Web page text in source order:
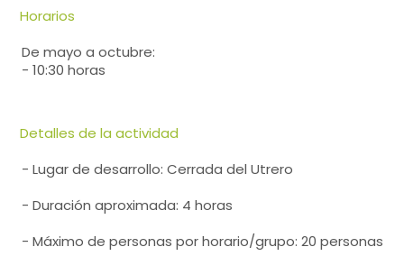
Horarios
De mayo a octubre:
- 10:30 horas
Detalles de la actividad
- Lugar de desarrollo: Cerrada del Utrero
- Duración aproximada: 4 horas
- Máximo de personas por horario/grupo: 20 personas